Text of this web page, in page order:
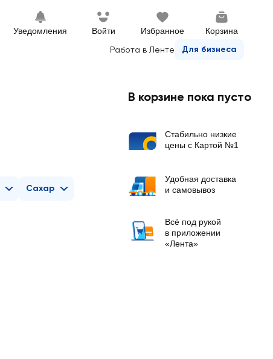
Уведомления Войти Избранное Корзина
Работа в Ленте Для бизнеса
Сахар
В корзине пока пусто
Стабильно низкие
цены с Картой №1
Удобная доставка
и самовывоз
Всё под рукой
в приложении
«Лента»